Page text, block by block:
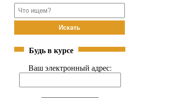
Будь в курсе
Ваш электронный адрес: